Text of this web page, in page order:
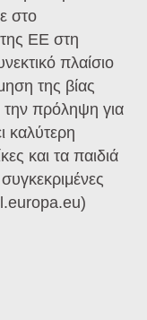
στο
ΕΕ στη
πλαίσιο
της βίας
την πρόληψη για
καλύτερη
και τα παιδιά